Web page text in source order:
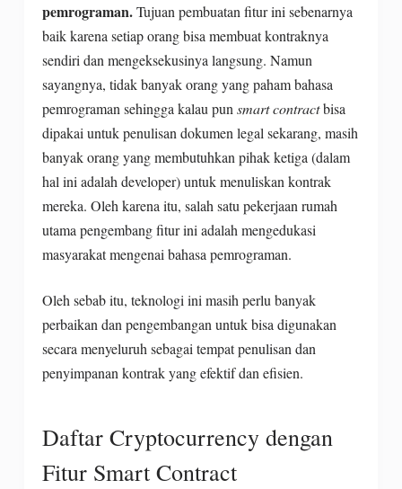
pemrograman.Tujuan pembuatan fitur ini sebenarnya
baik karena setiap orang bisa membuat kontraknya
sendiri dan mengeksekusinya langsung. Namun
sayangnya, tidak banyak orang yang paham bahasa
pemrograman sehingga kalau punsmart contractbisa
dipakai untuk penulisan dokumen legal sekarang, masih
banyak orang yang membutuhkan pihak ketiga (dalam
hal ini adalah developer) untuk menuliskan kontrak
mereka. Oleh karena itu, salah satu pekerjaan rumah
utama pengembang fitur ini adalah mengedukasi
masyarakat mengenai bahasa pemrograman.
Oleh sebab itu, teknologi ini masih perlu banyak
perbaikan dan pengembangan untuk bisa digunakan
secara menyeluruh sebagai tempat penulisan dan
penyimpanan kontrak yang efektif dan efisien.
Daftar Cryptocurrency dengan
Fitur Smart Contract